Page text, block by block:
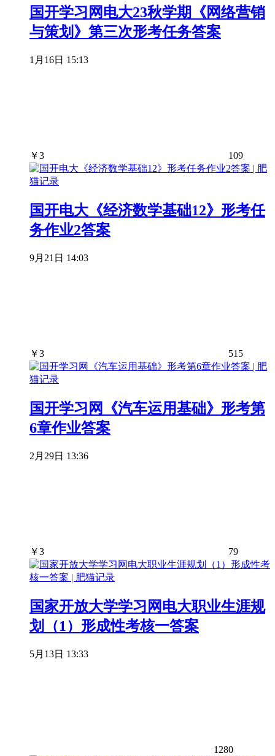
国开学习网电大23秋学期《网络营销
与策划》第三次形考任务答案
1月16日 15:13
￥3 109
国开电大《经济数学基础12》形考任
务作业2答案
9月21日 14:03
￥3 515
国开学习网《汽车运用基础》形考第
6章作业答案
2月29日 13:36
￥3 79
国家开放大学学习网电大职业生涯规
划（1）形成性考核一答案
5月13日 13:33
1280